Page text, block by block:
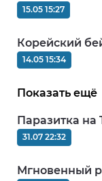
COD
0
CPA
9.75
15.05 15:27
Корейский
14.05 15:34
Показать ещё
Паразитка
31.07 22:32
Мгновенный